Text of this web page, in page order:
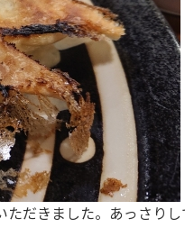
だきました。あっさり